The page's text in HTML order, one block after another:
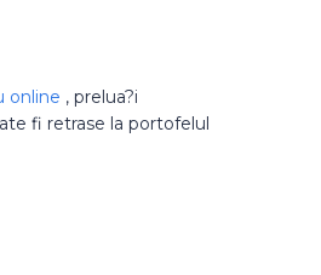
online , prelua?i
fi retrase la portofelul